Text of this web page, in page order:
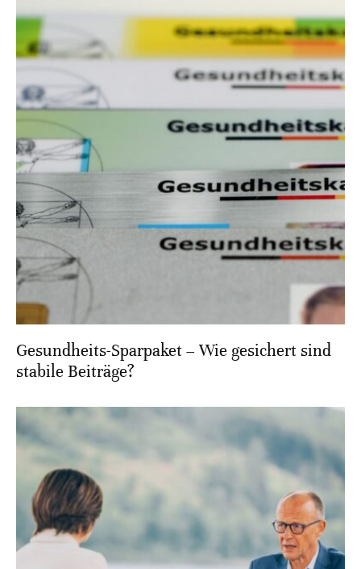
Gesundheits-Sparpaket – Wie gesichert sind
stabile Beiträge?